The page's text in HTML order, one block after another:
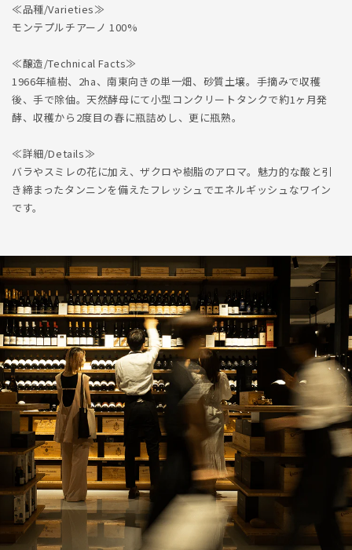
≪品種/Varieties≫
モンテプルチアーノ 100%
≪醸造/Technical Facts≫
1966年植樹、2ha、南東向きの単一畑、砂質土壌。手摘みで収穫
後、手で除伷。天然酵母にて小型コンクリートタンクで約1ヶ月発
酵、収穫から2度目の春に瓶詰めし、更に瓶熟。
≪詳細/Details≫
バラやスミレの花に加え、ザクロや樹脂のアロマ。魅力的な酸と引
き締まったタンニンを備えたフレッシュでエネルギッシュなワイン
です。